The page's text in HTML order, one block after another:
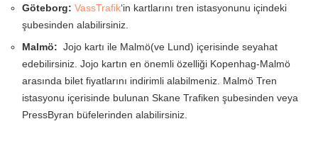
Göteborg: VassTrafik‘in kartlarını tren istasyonunu içindeki
şubesinden alabilirsiniz.
Malmö: Jojo kartı ile Malmö(ve Lund) içerisinde seyahat
edebilirsiniz. Jojo kartın en önemli özelliği Kopenhag-Malmö
arasında bilet fiyatlarını indirimli alabilmeniz. Malmö Tren
istasyonu içerisinde bulunan Skane Trafiken şubesinden veya
PressByran büfelerinden alabilirsiniz.